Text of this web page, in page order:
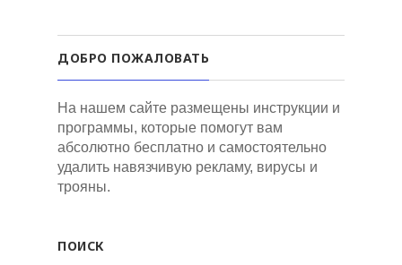
ДОБРО ПОЖАЛОВАТЬ
На нашем сайте размещены инструкции и
программы, которые помогут вам
абсолютно бесплатно и самостоятельно
удалить навязчивую рекламу, вирусы и
трояны.
ПОИСК